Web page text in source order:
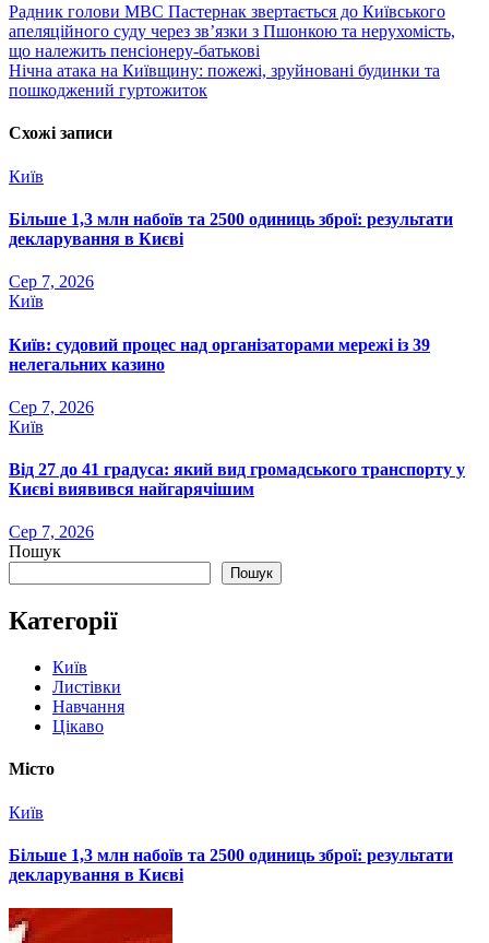
Навігація
записів
Радник голови МВС Пастернак звертається до Київського
апеляційного суду через зв’язки з Пшонкою та нерухомість,
що належить пенсіонеру-батькові
Нічна атака на Київщину: пожежі, зруйновані будинки та
пошкоджений гуртожиток
Схожі записи
Київ
Більше 1,3 млн набоїв та 2500 одиниць зброї: результати
декларування в Києві
Сер 7, 2026
Київ
Київ: судовий процес над організаторами мережі із 39
нелегальних казино
Сер 7, 2026
Київ
Від 27 до 41 градуса: який вид громадського транспорту у
Києві виявився найгарячішим
Сер 7, 2026
Пошук
Пошук
Категорії
Київ
Листівки
Навчання
Цікаво
Місто
Київ
Більше 1,3 млн набоїв та 2500 одиниць зброї: результати
декларування в Києві